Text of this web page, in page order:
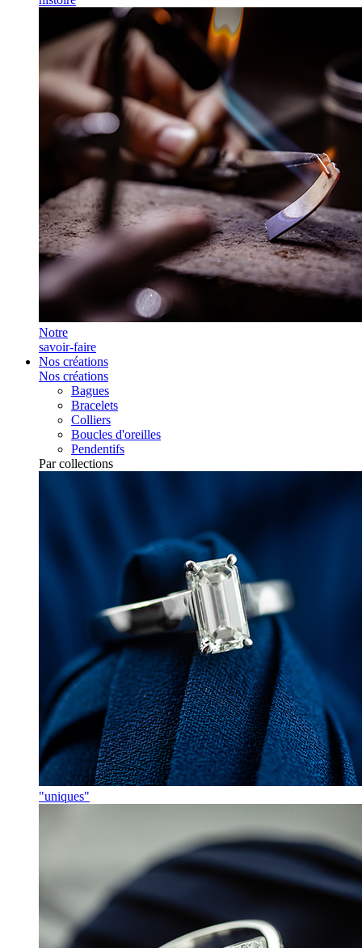
Notre
savoir-faire
Nos créations
Nos créations
Bagues
Bracelets
Colliers
Boucles d'oreilles
Pendentifs
Par collections
"uniques"